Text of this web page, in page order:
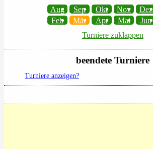
Aug Sep Okt Nov Dez
Feb
Mär Apr Mai Jun
Turniere zuklappen
beendete Turniere
Turniere anzeigen?